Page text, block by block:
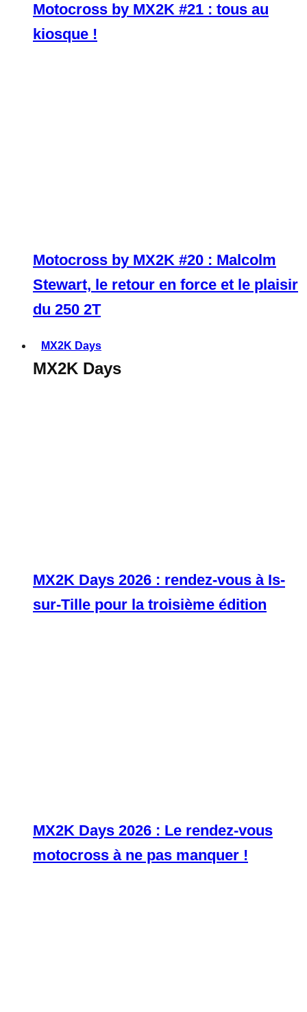
Motocross by MX2K #21 : tous au
kiosque !
Motocross by MX2K #20 : Malcolm
Stewart, le retour en force et le plaisir
du 250 2T
MX2K Days
MX2K Days
MX2K Days 2026 : rendez-vous à Is-
sur-Tille pour la troisième édition
MX2K Days 2026 : Le rendez-vous
motocross à ne pas manquer !